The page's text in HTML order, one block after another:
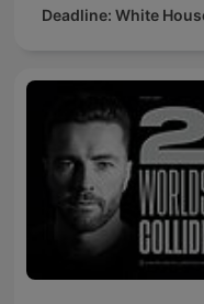
Deadline: White